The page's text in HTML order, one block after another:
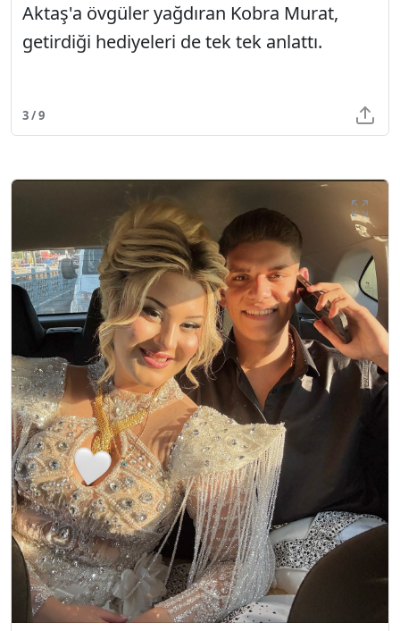
Aktaş'a övgüler yağdıran Kobra Murat,
getirdiği hediyeleri de tek tek anlattı.
3 / 9